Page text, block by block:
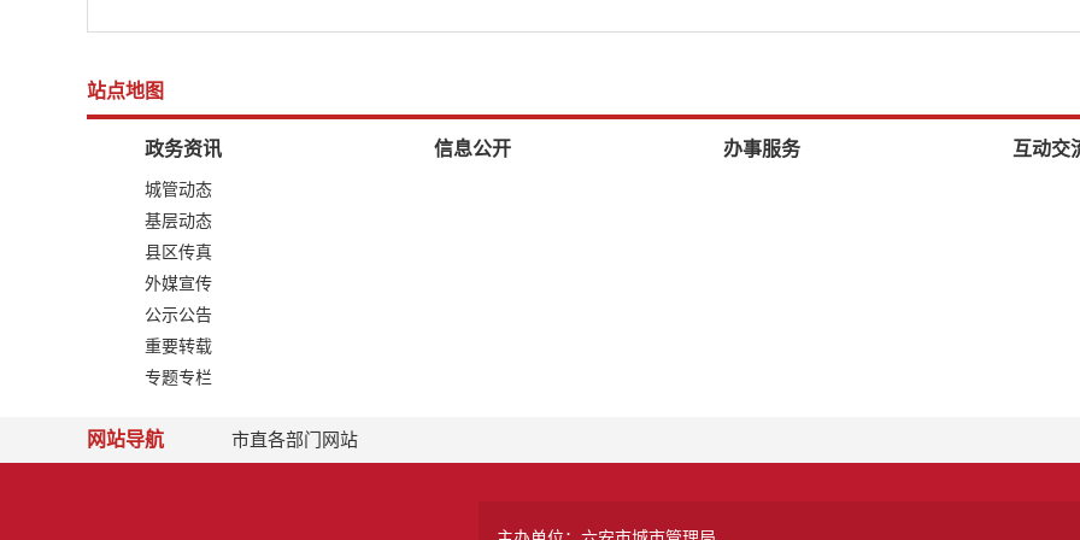
站点地图
政务资讯
城管动态
基层动态
县区传真
外媒宣传
公示公告
重要转载
专题专栏
信息公开 办事服务 互动交
网站导航 市直各部门网站